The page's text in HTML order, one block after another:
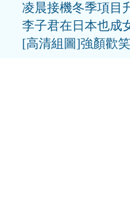
凌晨接機冬季項目
李子君在日本也成
[高清組圖]強顏歡